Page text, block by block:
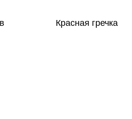
Красная гречка